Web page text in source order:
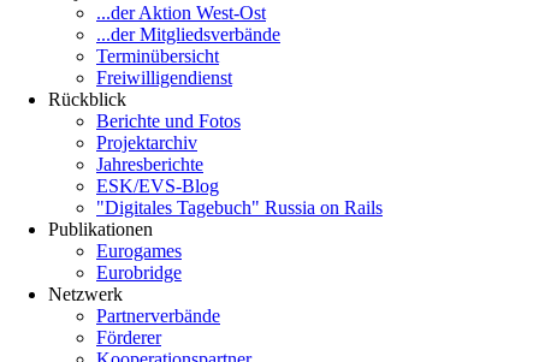
...der Aktion West-Ost
...der Mitgliedsverbände
Terminübersicht
Freiwilligendienst
Rückblick
Berichte und Fotos
Projektarchiv
Jahresberichte
ESK/EVS-Blog
"Digitales Tagebuch" Russia on Rails
Publikationen
Eurogames
Eurobridge
Netzwerk
Partnerverbände
Förderer